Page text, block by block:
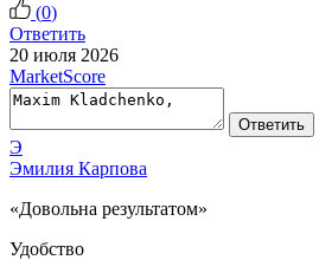
(0)
Ответить
20 июля 2026
MarketScore
Ответить
Э
Эмилия Карпова
«Довольна результатом»
Удобство